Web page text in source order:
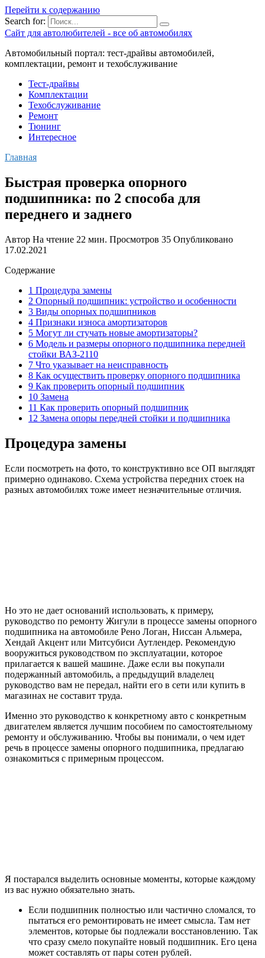
Перейти к содержанию
Search for:
Сайт для автолюбителей - все об автомобилях
Автомобильный портал: тест-драйвы автомобилей,
комплектации, ремонт и техобслуживание
Тест-драйвы
Комплектации
Техобслуживание
Ремонт
Тюнинг
Интересное
Главная
Быстрая проверка опорного
подшипника: по 2 способа для
переднего и заднего
Автор На чтение 22 мин. Просмотров 35 Опубликовано
17.02.2021
Содержание
1 Процедура замены
2 Опорный подшипник: устройство и особенности
3 Виды опорных подшипников
4 Признаки износа амортизаторов
5 Могут ли стучать новые амортизаторы?
6 Модель и размеры опорного подшипника передней
стойки ВАЗ-2110
7 Что указывает на неисправность
8 Как осуществить проверку опорного подшипника
9 Как проверить опорный подшипник
10 Замена
11 Как проверить опорный подшипник
12 Замена опоры передней стойки и подшипника
Процедура замены
Если посмотреть на фото, то конструктивно все ОП выглядят
примерно одинаково. Схема устройства передних стоек на
разных автомобилях тоже имеет незначительные отличия.
Но это не дает оснований использовать, к примеру,
руководство по ремонту Жигули в процессе замены опорного
подшипника на автомобиле Рено Логан, Ниссан Альмера,
Хендай Акцент или Митсубиси Аутлендер. Рекомендую
вооружиться руководством по эксплуатации, которое
прилагается к вашей машине. Даже если вы покупали
подержанный автомобиль, а предыдущий владелец
руководство вам не передал, найти его в сети или купить в
магазинах не составит труда.
Именно это руководство к конкретному авто с конкретным
двигателем является лучшим пособием по самостоятельному
ремонту и обслуживанию. Чтобы вы понимали, о чем идет
речь в процессе замены опорного подшипника, предлагаю
ознакомиться с примерным процессом.
Я постарался выделить основные моменты, которые каждому
из вас нужно обязательно знать.
Если подшипник полностью или частично сломался, то
пытаться его ремонтировать не имеет смысла. Там нет
элементов, которые бы подлежали восстановлению. Так
что сразу смело покупайте новый подшипник. Его цена
может составлять от пары сотен рублей.